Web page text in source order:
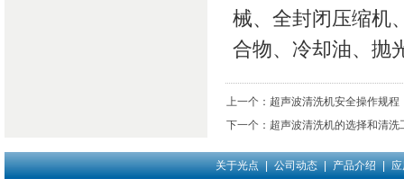
械、全封闭压缩机
合物、冷却油、抛
上一个： 超声波清洗机安全操作规程
下一个： 超声波清洗机的选择和清洗
关于光点 | 公司动态 | 产品介绍 | 应